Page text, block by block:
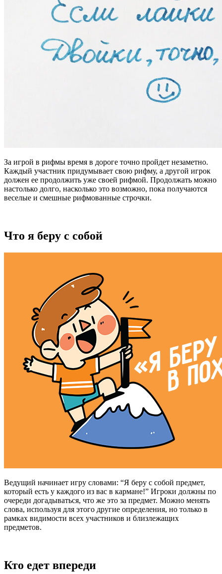
За игрой в рифмы время в дороге точно пройдет незаметно.
Каждый участник придумывает свою рифму, а другой игрок
должен ее продолжить уже своей рифмой. Продолжать можно
настолько долго, насколько это возможно, пока получаются
веселые и смешные рифмованные строчки.
Что я беру с собой
Ведущий начинает игру словами: “Я беру с собой предмет,
который есть у каждого из вас в кармане!” Игроки должны по
очереди догадываться, что же это за предмет. Можно менять
слова, используя для этого другие определения, но только в
рамках видимости всех участников и близлежащих
предметов.
Кто едет впереди